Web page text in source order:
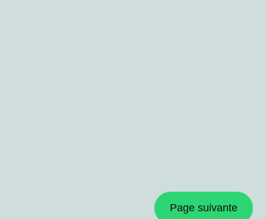
Page suivante